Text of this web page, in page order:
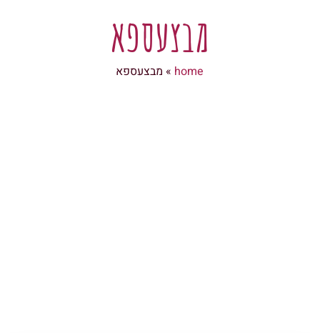
מבצעספא
home
» מבצעספא